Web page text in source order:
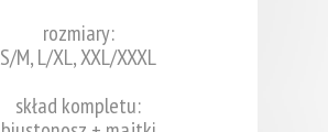
rozmiary:
S/M, L/XL, XXL/XXXL
skład kompletu: